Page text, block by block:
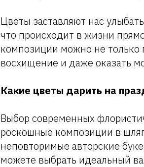
Цветы заставляют нас
что происходит в жизни
композиции можно не только
восхищение и даже оказать
Какие цветы дарить на
Выбор современных
роскошные композиции в
неповторимые авторские
можете выбрать идеальный